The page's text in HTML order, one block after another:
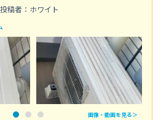
投稿者：ホワイト
画像・動画を見る＞